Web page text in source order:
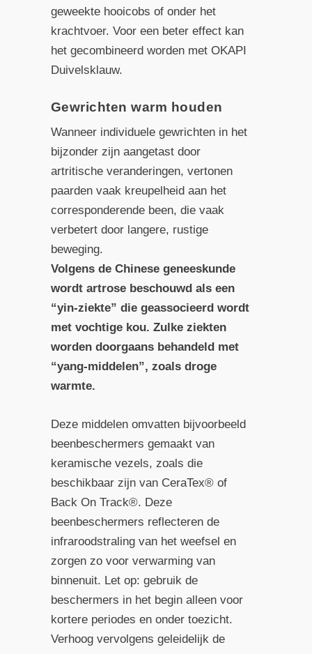
geweekte hooicobs of onder het
krachtvoer. Voor een beter effect kan
het gecombineerd worden met OKAPI
Duivelsklauw.
Gewrichten warm houden
Wanneer individuele gewrichten in het
bijzonder zijn aangetast door
artritische veranderingen, vertonen
paarden vaak kreupelheid aan het
corresponderende been, die vaak
verbetert door langere, rustige
beweging.
Volgens de Chinese geneeskunde
wordt artrose beschouwd als een
“yin-ziekte” die geassocieerd wordt
met vochtige kou. Zulke ziekten
worden doorgaans behandeld met
“yang-middelen”, zoals droge
warmte.
Deze middelen omvatten bijvoorbeeld
beenbeschermers gemaakt van
keramische vezels, zoals die
beschikbaar zijn van CeraTex® of
Back On Track®. Deze
beenbeschermers reflecteren de
infraroodstraling van het weefsel en
zorgen zo voor verwarming van
binnenuit. Let op: gebruik de
beschermers in het begin alleen voor
kortere periodes en onder toezicht.
Verhoog vervolgens geleidelijk de